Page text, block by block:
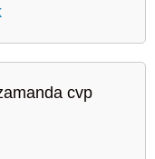
cvp